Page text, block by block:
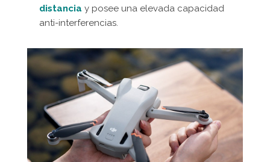
distancia y posee una elevada capacidad
anti-interferencias.